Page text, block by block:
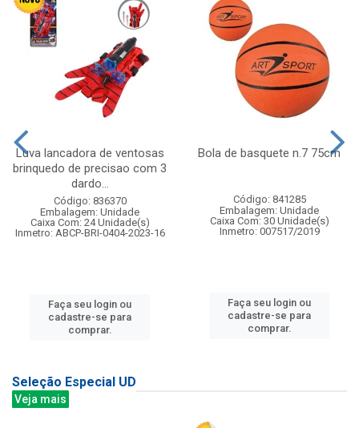
Luva lancadora de ventosas
brinquedo de precisao com 3
dardo...
Código: 836370
Embalagem: Unidade
Caixa Com: 24 Unidade(s)
Inmetro: ABCP-BRI-0404-2023-16
Faça seu login ou
cadastre-se para
comprar.
Bola de basquete n.7 75cm
Código: 841285
Embalagem: Unidade
Caixa Com: 30 Unidade(s)
Inmetro: 007517/2019
Faça seu login ou
cadastre-se para
comprar.
Seleção Especial UD
Veja mais